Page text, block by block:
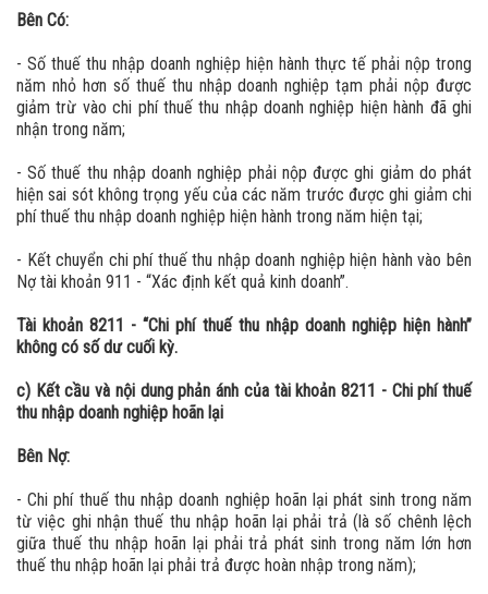
Bên Có:
- Số thuế thu nhập doanh nghiệp hiện hành thực tế phải nộp trong
năm nhỏ hơn số thuế thu nhập doanh nghiệp tạm phải nộp được
giảm trừ vào chi phí thuế thu nhập doanh nghiệp hiện hành đã ghi
nhận trong năm;
- Số thuế thu nhập doanh nghiệp phải nộp được ghi giảm do phát
hiện sai sót không trọng yếu của các năm trước được ghi giảm chi
phí thuế thu nhập doanh nghiệp hiện hành trong năm hiện tại;
- Kết chuyển chi phí thuế thu nhập doanh nghiệp hiện hành vào bên
Nợ tài khoản 911 - “Xác định kết quả kinh doanh”.
Tài khoản 8211 - “Chi phí thuế thu nhập doanh nghiệp hiện hành”
không có số dư cuối kỳ.
c) Kết cầu và nội dung phản ánh của tài khoản 8211 - Chi phí thuế
thu nhập doanh nghiệp hoãn lại
Bên Nợ:
- Chi phí thuế thu nhập doanh nghiệp hoãn lại phát sinh trong năm
từ việc ghi nhận thuế thu nhập hoãn lại phải trả (là số chênh lệch
giữa thuế thu nhập hoãn lại phải trả phát sinh trong năm lớn hơn
thuế thu nhập hoãn lại phải trả được hoàn nhập trong năm);